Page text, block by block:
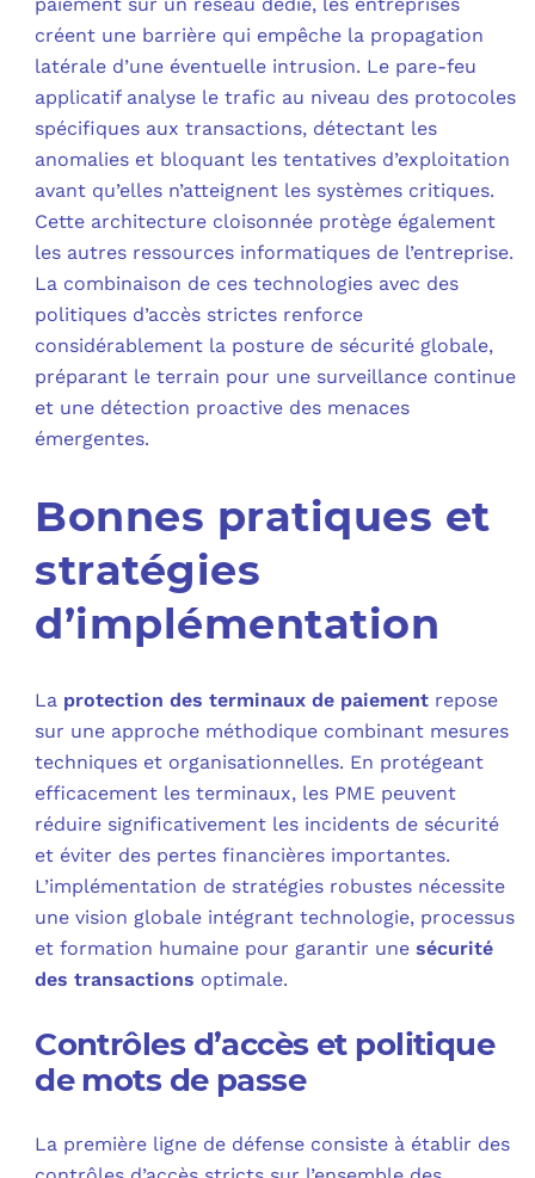
créent une barrière qui empêche la propagation
latérale d’une éventuelle intrusion. Le pare-feu
applicatif analyse le trafic au niveau des protocoles
spécifiques aux transactions, détectant les
anomalies et bloquant les tentatives d’exploitation
avant qu’elles n’atteignent les systèmes critiques.
Cette architecture cloisonnée protège également
les autres ressources informatiques de l’entreprise.
La combinaison de ces technologies avec des
politiques d’accès strictes renforce
considérablement la posture de sécurité globale,
préparant le terrain pour une surveillance continue
et une détection proactive des menaces
émergentes.
Bonnes pratiques et
stratégies
d’implémentation
La protection des terminaux de paiement repose
sur une approche méthodique combinant mesures
techniques et organisationnelles. En protégeant
efficacement les terminaux, les PME peuvent
réduire significativement les incidents de sécurité
et éviter des pertes financières importantes.
L’implémentation de stratégies robustes nécessite
une vision globale intégrant technologie, processus
et formation humaine pour garantir unesécurité
des transactions optimale.
Contrôles d’accès et politique
de mots de passe
La première ligne de défense consiste à établir des